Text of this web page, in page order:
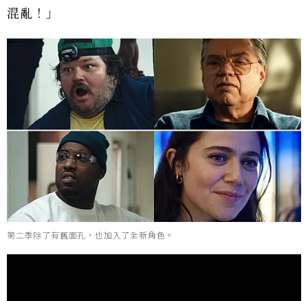
混亂！」
第二季除了有舊面孔，也加入了全新角色。